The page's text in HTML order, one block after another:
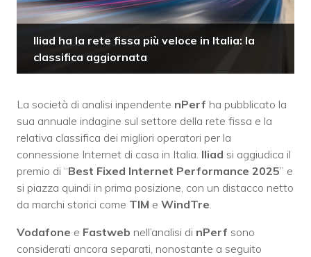
Iliad ha la rete fissa più veloce in Italia: la
classifica aggiornata
La società di analisi inpendente nPerf ha pubblicato la
sua annuale indagine sul settore della rete fissa e la
relativa classifica dei migliori operatori per la
connessione Internet di casa in Italia. Iliad si aggiudica il
premio di “Best Fixed Internet Performance 2025” e
si piazza quindi in prima posizione, con un distacco netto
da marchi storici come TIM e WindTre.
Vodafone e Fastweb nell’analisi di nPerf sono
considerati ancora separati, nonostante a seguito